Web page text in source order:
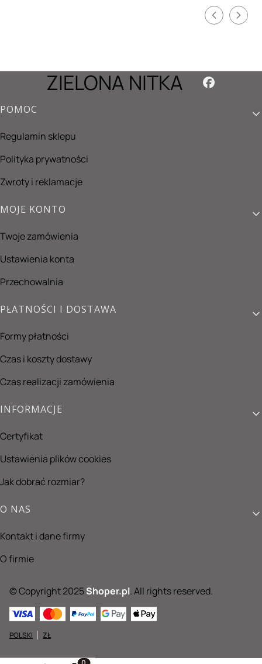
ZIELONA NITKA
Linki w stopce
POMOC
Regulamin sklepu
Polityka prywatności
Zwroty i reklamacje
MOJE KONTO
Twoje zamówienia
Ustawienia konta
Przechowalnia
PŁATNOŚCI I DOSTAWA
Formy płatności
Czas i koszty dostawy
Czas realizacji zamówienia
INFORMACJE
Certyfikat
Ustawienia plików cookies
Jak dobrać rozmiar?
O NAS
Kontakt i dane firmy
O firmie
© Copyright 2025Shoper.pl. All rights reserved.
POLSKI ZŁ